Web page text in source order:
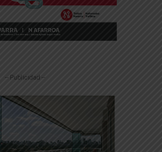
-- Publicidad --